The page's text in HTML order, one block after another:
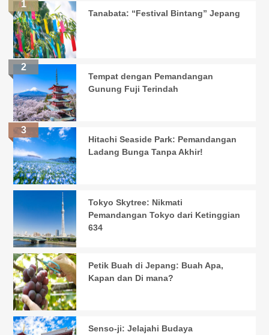
Tanabata: “Festival Bintang” Jepang
Tempat dengan Pemandangan
Gunung Fuji Terindah
Hitachi Seaside Park: Pemandangan
Ladang Bunga Tanpa Akhir!
Tokyo Skytree: Nikmati
Pemandangan Tokyo dari Ketinggian
634
Petik Buah di Jepang: Buah Apa,
Kapan dan Di mana?
Senso-ji: Jelajahi Budaya